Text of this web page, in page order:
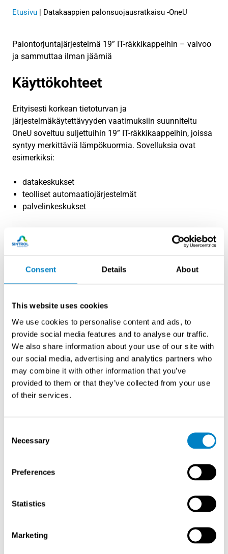
Consent Details About
This website uses cookies
We use cookies to personalise content and ads, to
provide social media features and to analyse our traffic.
We also share information about your use of our site with
our social media, advertising and analytics partners who
may combine it with other information that you’ve
provided to them or that they’ve collected from your use
of their services.
Selection
Necessary
Preferences
Statistics
Marketing
Etusivu | Datakaappien palonsuojausratkaisu -OneU
Palontorjuntajärjestelmä 19” IT-räkkikappeihin – valvoo
ja sammuttaa ilman jäämiä
Käyttökohteet
Erityisesti korkean tietoturvan ja
järjestelmäkäytettävyyden vaatimuksiin suunniteltu
OneU soveltuu suljettuihin 19” IT-räkkikaappeihin, joissa
syntyy merkittäviä lämpökuormia. Sovelluksia ovat
esimerkiksi:
datakeskukset
teolliset automaatiojärjestelmät
palvelinkeskukset
Toimintaperiaate
OneU valvoo suljetun IT-räkin sisäistä lämpö- ja
savutilannetta kehittyneellä anturitekniikalla.
sammutusjärjestelmällä. Redundantit komponentit ja
hätävirtalähde varmistavat toiminnan kaikissa
Tilatehokas rakenne
Jäämätön sammutus